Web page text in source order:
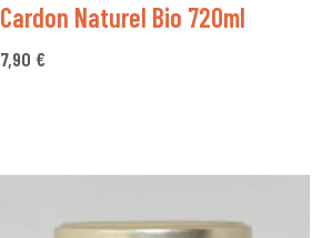
Cardon Naturel Bio 720ml
7,90€